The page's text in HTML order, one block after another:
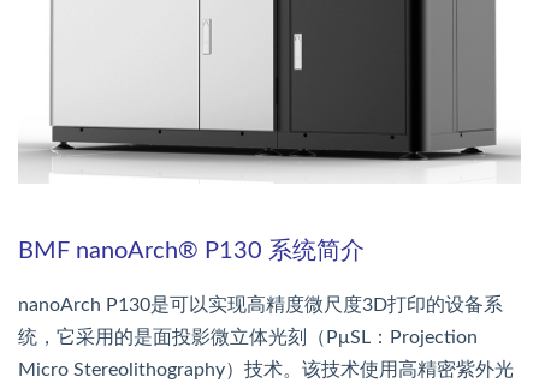
BMF nanoArch® P130 系统简介
nanoArch P130是可以实现高精度微尺度3D打印的设备系
统，它采用的是面投影微立体光刻（PμSL：Projection
Micro Stereolithography）技术。该技术使用高精密紫外光